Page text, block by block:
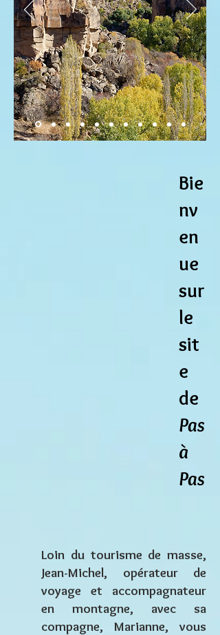
Bie
nv
en
ue
sur
le
sit
e
de
Pas
à
Pas
Loin du tourisme de masse,
Jean-Michel, opérateur de
voyage et accompagnateur
en montagne, avec sa
compagne, Marianne, vous